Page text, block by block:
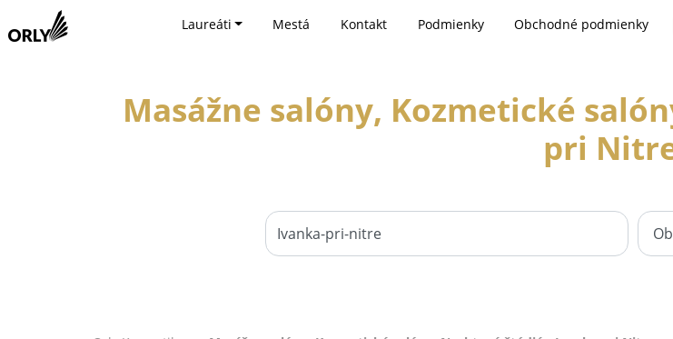
Laureáti Mestá Kontakt Podmienky Obchodné podmienky
Masážne salóny, Kozmetické
pri